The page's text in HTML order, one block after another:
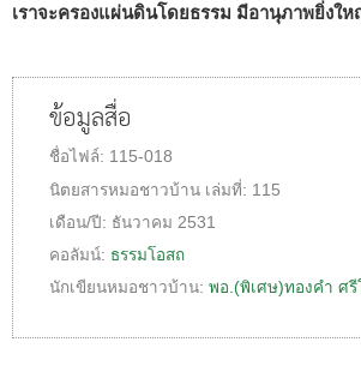
เราจะครองแผ่นดินโดยธรรม มีอานุภาพยิ่งใ
ข้อมูลสื่อ
ชื่อไฟล์: 115-018
นิตยสารหมอชาวบ้าน เล่มที่: 115
เดือน/ปี: ธันวาคม 2531
คอลัมน์: ธรรมโอสถ
นักเขียนหมอชาวบ้าน: พอ.(พิเศษ)ทองคำ ศรี